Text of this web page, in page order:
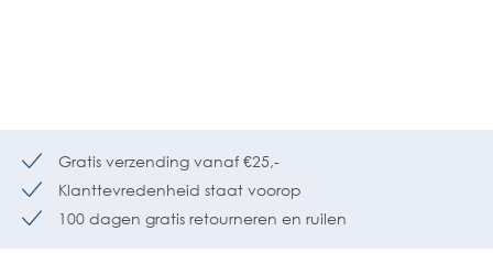
Gratis verzending vanaf €25,-
Klanttevredenheid staat voorop
100 dagen gratis retourneren en ruilen